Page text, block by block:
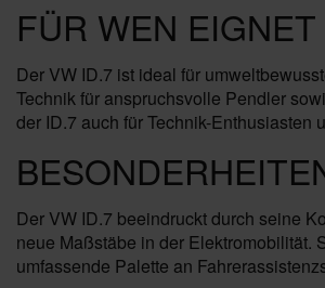
FÜR WEN
Der VW ID.7 ist ideal für
Technik für anspruchsvolle Pendler
der ID.7 auch für Technik-
Der VW ID.7 beeindruckt durch seine
neue Maßstäbe in der Elektromobilität.
umfassende Palette an